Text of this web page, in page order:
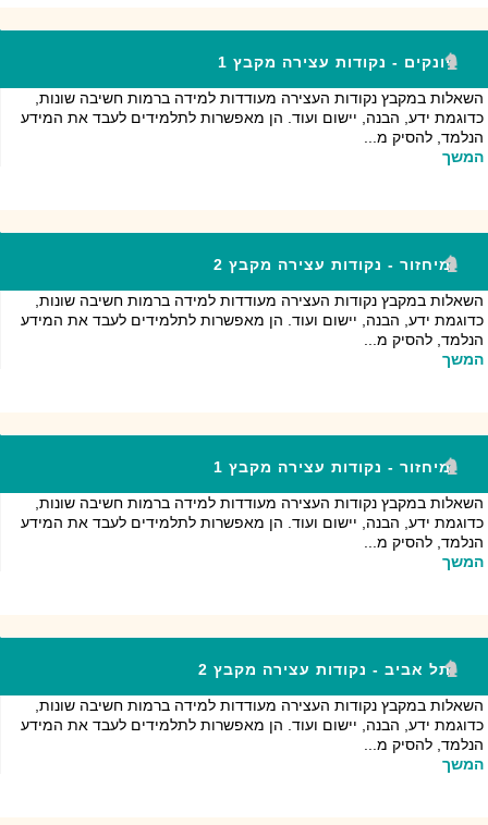
יונקים - נקודות עצירה מקבץ 1
השאלות במקבץ נקודות העצירה מעודדות למידה ברמות חשיבה שונות,
כדוגמת ידע, הבנה, יישום ועוד. הן מאפשרות לתלמידים לעבד את המידע
הנלמד, להסיק מ...
המשך
מיחזור - נקודות עצירה מקבץ 2
השאלות במקבץ נקודות העצירה מעודדות למידה ברמות חשיבה שונות,
כדוגמת ידע, הבנה, יישום ועוד. הן מאפשרות לתלמידים לעבד את המידע
הנלמד, להסיק מ...
המשך
מיחזור - נקודות עצירה מקבץ 1
השאלות במקבץ נקודות העצירה מעודדות למידה ברמות חשיבה שונות,
כדוגמת ידע, הבנה, יישום ועוד. הן מאפשרות לתלמידים לעבד את המידע
הנלמד, להסיק מ...
המשך
תל אביב - נקודות עצירה מקבץ 2
השאלות במקבץ נקודות העצירה מעודדות למידה ברמות חשיבה שונות,
כדוגמת ידע, הבנה, יישום ועוד. הן מאפשרות לתלמידים לעבד את המידע
הנלמד, להסיק מ...
המשך